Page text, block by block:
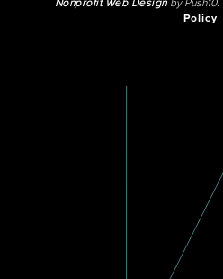
Nonprofit Web Designby Push10.
Policy